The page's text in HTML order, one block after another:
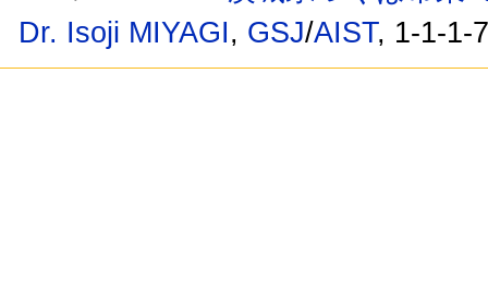
Dr. Isoji MIYAGI, GSJ/AIST, 1-1-1-